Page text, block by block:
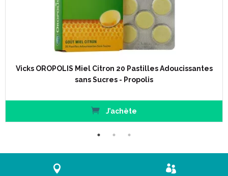
Vicks OROPOLIS Miel Citron 20 Pastilles Adoucissantes
sans Sucres - Propolis
J’achète